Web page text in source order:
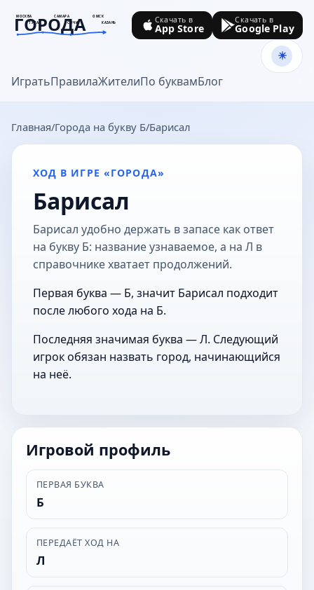
МОСКВА САМАРА
ОМСК
ТУЛА
СОЧИ КАЗАНЬ
ГОРОДА
goroda-na.ru
ИгратьПравилаЖителиПо буквамБлог
Скачать в
App Store
Скачать в
Google Play
Главная Города на букву Б Барисал
ХОД В ИГРЕ «ГОРОДА»
Барисал
Барисал удобно держать в запасе как ответ
на букву Б: название узнаваемое, а на Л в
справочнике хватает продолжений.
Первая буква — Б, значит Барисал подходит
после любого хода на Б.
Последняя значимая буква — Л. Следующий
игрок обязан назвать город, начинающийся
на неё.
Игровой профиль
ПЕРВАЯ БУКВА
Б
ПЕРЕДАЁТ ХОД НА
Л